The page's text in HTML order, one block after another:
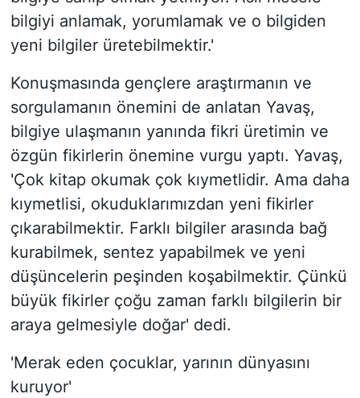
bilgiyi anlamak, yorumlamak ve o bilgiden
yeni bilgiler üretebilmektir.'
Konuşmasında gençlere araştırmanın ve
sorgulamanın önemini de anlatan Yavaş,
bilgiye ulaşmanın yanında fikri üretimin ve
özgün fikirlerin önemine vurgu yaptı. Yavaş,
'Çok kitap okumak çok kıymetlidir. Ama daha
kıymetlisi, okuduklarımızdan yeni fikirler
çıkarabilmektir. Farklı bilgiler arasında bağ
kurabilmek, sentez yapabilmek ve yeni
düşüncelerin peşinden koşabilmektir. Çünkü
büyük fikirler çoğu zaman farklı bilgilerin bir
araya gelmesiyle doğar' dedi.
'Merak eden çocuklar, yarının dünyasını
kuruyor'